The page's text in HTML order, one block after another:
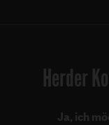
Herder
Ja, ich